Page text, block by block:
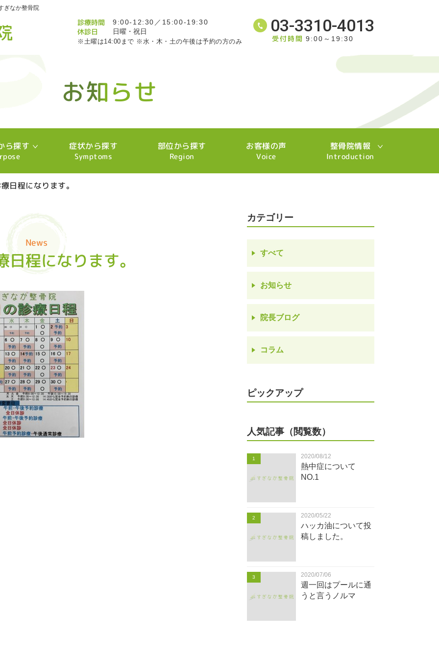
ぎなか整骨院
診療時間 9:00-12:30／15:00-19:30
休診日 日曜・祝日
※土曜は14:00まで ※水・木・土の午後は予約の方のみ
03-3310-4013
受付時間 9:00～19:30
お知らせ
お知らせ
お知らせ
お知らせ
お知らせ
お知らせ
お知らせ
お知らせ
お知らせ
お知らせ
お知らせ
お知らせ
お知らせ
お知らせ
お知らせ
お知らせ
お知らせ
お知らせ
お知らせ
お知らせ
お知らせ
お知らせ
お知らせ
お知らせ
お知らせ
お知らせ
お知らせ
お知らせ
お知らせ
お知らせ
お知らせ
お知らせ
お知らせ
お知らせ
お知らせ
お知らせ
お知らせ
お知らせ
お知らせ
お知らせ
お知らせ
お知らせ
お知らせ
お知らせ
お知らせ
お知らせ
お知らせ
お知らせ
お知らせ
お知らせ
お知らせ
お知らせ
お知らせ
お知らせ
お知らせ
お知らせ
お知らせ
お知らせ
お知らせ
お知らせ
お知らせ
お知らせ
お知らせ
お知らせ
お知らせ
お知らせ
ら探す 症状から探す
Symptoms
部位から探す
Region
お客様の声
Voice
整骨院情報
Introduction
日程になります。
News
日程になります。
カテゴリー
すべて
お知らせ
院長ブログ
コラム
ピックアップ
人気記事（閲覧数）
1 2020/08/12
熱中症について
NO.1
2 2020/05/22
ハッカ油について投
稿しました。
3 2020/07/06
週一回はプールに通
うと言うノルマ